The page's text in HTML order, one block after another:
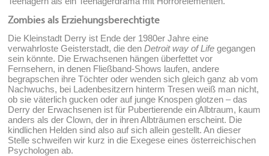
Zombies als Erziehungsberechtigte
Die Kleinstadt Derry ist Ende der 1980er Jahre eine
verwahrloste Geisterstadt, die denDetroit way of Life gegangen
sein könnte. Die Erwachsenen hängen überfettet vor
Fernsehern, in denen Fließband-Shows laufen, andere
begrapschen ihre Töchter oder wenden sich gleich ganz ab vom
Nachwuchs, bei Ladenbesitzern hinterm Tresen weiß man nicht,
ob sie väterlich gucken oder auf junge Knospen glotzen – das
Derry der Erwachsenen ist für Pubertierende ein Albtraum, kaum
anders als der Clown, der in ihren Albträumen erscheint. Die
kindlichen Helden sind also auf sich allein gestellt. An dieser
Stelle schweifen wir kurz in die Exegese eines österreichischen
Psychologen ab.